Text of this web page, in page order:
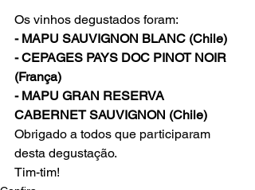
Os vinhos degustados foram:
- MAPU SAUVIGNON BLANC (Chile)
- CEPAGES PAYS DOC PINOT NOIR
(França)
- MAPU GRAN RESERVA
CABERNET SAUVIGNON (Chile)
Obrigado a todos que participaram
desta degustação.
Tim-tim!